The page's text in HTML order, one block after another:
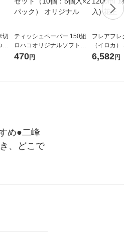
切
産
ティッシュペーパー 150組
ロハコオリジナルソフトパ
ックティッシュ フィオナ オ
470円
フレアフレグ
（イロカ） ネ
ーの香り 柔軟
特大 1200ml
6,582円
め●二峰
、どこで